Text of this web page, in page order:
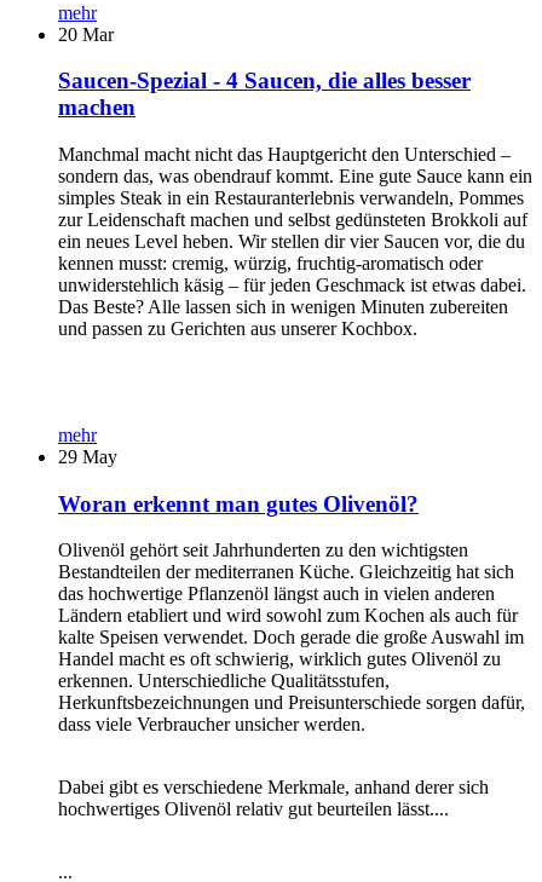
mehr
20 Mar
Saucen-Spezial - 4 Saucen, die alles besser
machen
Manchmal macht nicht das Hauptgericht den Unterschied –
sondern das, was obendrauf kommt. Eine gute Sauce kann ein
simples Steak in ein Restauranterlebnis verwandeln, Pommes
zur Leidenschaft machen und selbst gedünsteten Brokkoli auf
ein neues Level heben. Wir stellen dir vier Saucen vor, die du
kennen musst: cremig, würzig, fruchtig-aromatisch oder
unwiderstehlich käsig – für jeden Geschmack ist etwas dabei.
Das Beste? Alle lassen sich in wenigen Minuten zubereiten
und passen zu Gerichten aus unserer Kochbox.
mehr
29 May
Woran erkennt man gutes Olivenöl?
Olivenöl gehört seit Jahrhunderten zu den wichtigsten
Bestandteilen der mediterranen Küche. Gleichzeitig hat sich
das hochwertige Pflanzenöl längst auch in vielen anderen
Ländern etabliert und wird sowohl zum Kochen als auch für
kalte Speisen verwendet. Doch gerade die große Auswahl im
Handel macht es oft schwierig, wirklich gutes Olivenöl zu
erkennen. Unterschiedliche Qualitätsstufen,
Herkunftsbezeichnungen und Preisunterschiede sorgen dafür,
dass viele Verbraucher unsicher werden.
Dabei gibt es verschiedene Merkmale, anhand derer sich
hochwertiges Olivenöl relativ gut beurteilen lässt....
...